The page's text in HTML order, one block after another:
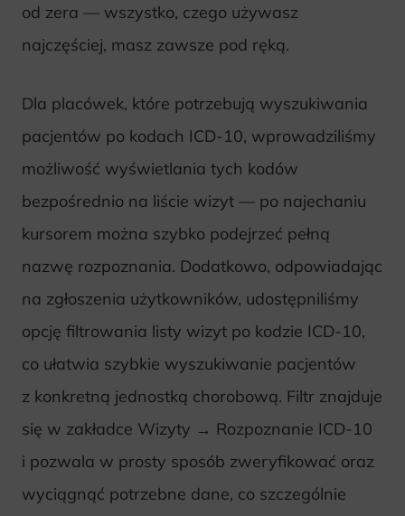
od zera — wszystko, czego używasz
najczęściej, masz zawsze pod ręką.
Dla placówek, które potrzebują wyszukiwania
pacjentów po kodach ICD-10, wprowadziliśmy
możliwość wyświetlania tych kodów
bezpośrednio na liście wizyt — po najechaniu
kursorem można szybko podejrzeć pełną
nazwę rozpoznania. Dodatkowo, odpowiadając
na zgłoszenia użytkowników, udostępniliśmy
opcję filtrowania listy wizyt po kodzie ICD-10,
co ułatwia szybkie wyszukiwanie pacjentów
z konkretną jednostką chorobową. Filtr znajduje
się w zakładce Wizyty → Rozpoznanie ICD-10
i pozwala w prosty sposób zweryfikować oraz
wyciągnąć potrzebne dane, co szczególnie